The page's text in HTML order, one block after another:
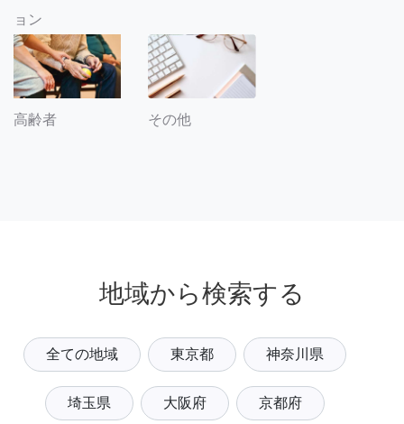
ョン
高齢者 その他
地域から検索する
全ての地域 東京都 神奈川県
埼玉県 大阪府 京都府